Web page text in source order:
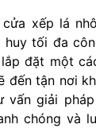
xếp lá
tối đa
đặt một
đến tận nơi
vấn giải
chóng và